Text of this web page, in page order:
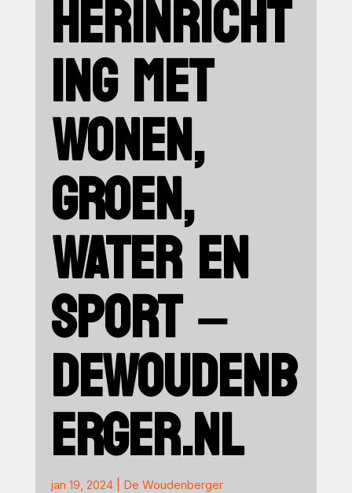
HERINRICHT
ING MET
WONEN,
GROEN,
WATER EN
SPORT –
DEWOUDENB
ERGER.NL
jan 19, 2024| De Woudenberger